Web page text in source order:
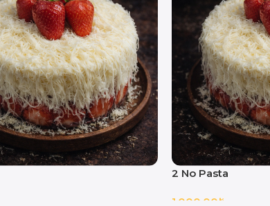
2 No Pasta
1,000.00₺